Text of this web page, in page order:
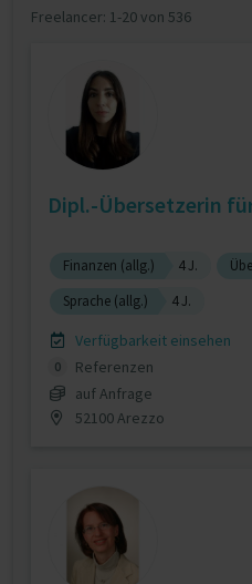
Freelancer: 1-20 von 536
Dipl.-Übersetzerin
Finanzen (allg.) 4 J.
Sprache (allg.)
4 J.
Verfügbarkeit einsehen
0
Referenzen
auf Anfrage
52100 Arezzo